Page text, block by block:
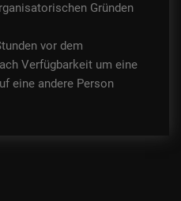
Gründen
vor dem
Verfügbarkeit um eine
eine andere Person